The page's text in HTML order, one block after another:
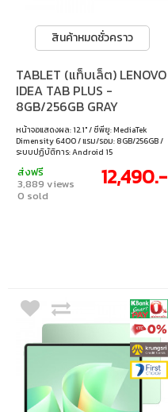
สินค้าหมดชั่วคราว
TABLET (แท็บเล็ต) LENOVO
IDEA TAB PLUS -
8GB/256GB GRAY
หน้าจอแสดงผล: 12.1" / ซีพียู: MediaTek
Dimensity 6400 / แรม/รอม: 8GB/256GB /
ระบบปฏิบัติการ: Android 15
ส่งฟรี
3,889 views
0 sold
12,490.-